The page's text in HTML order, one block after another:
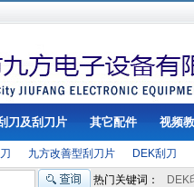
刀及刮刀片 其它配件 视频
九方改善型刮刀片 DEK刮刀
热门关键词： DEK